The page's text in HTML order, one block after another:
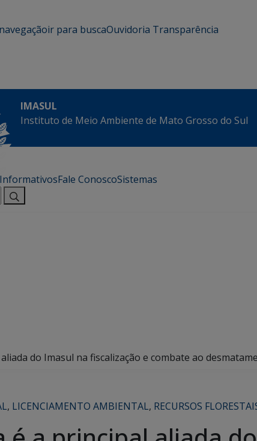
ir para buscaOuvidoria Transparência
IMASUL
Instituto de Meio Ambiente de Mato Grosso do Sul
InformativosFale ConoscoSistemas
do Imasul na fiscalização e combate ao
, LICENCIAMENTO AMBIENTAL, RECURSOS